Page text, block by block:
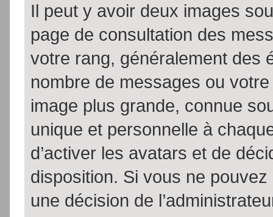
Il peut y avoir deux images
page de consultation des
votre rang, généralement des
nombre de messages ou
image plus grande, connue
unique et personnelle à
d’activer les avatars et de
disposition. Si vous ne pouvez
une décision de